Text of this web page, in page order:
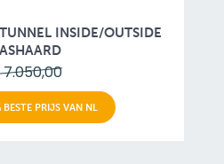
INSIDE/OUTSIDE
PRIJS VAN NL